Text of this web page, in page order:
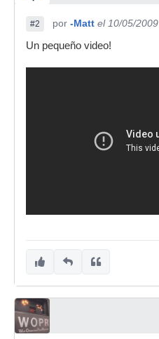
#2 por -Matt el 10/05/2009
Un pequeño video!